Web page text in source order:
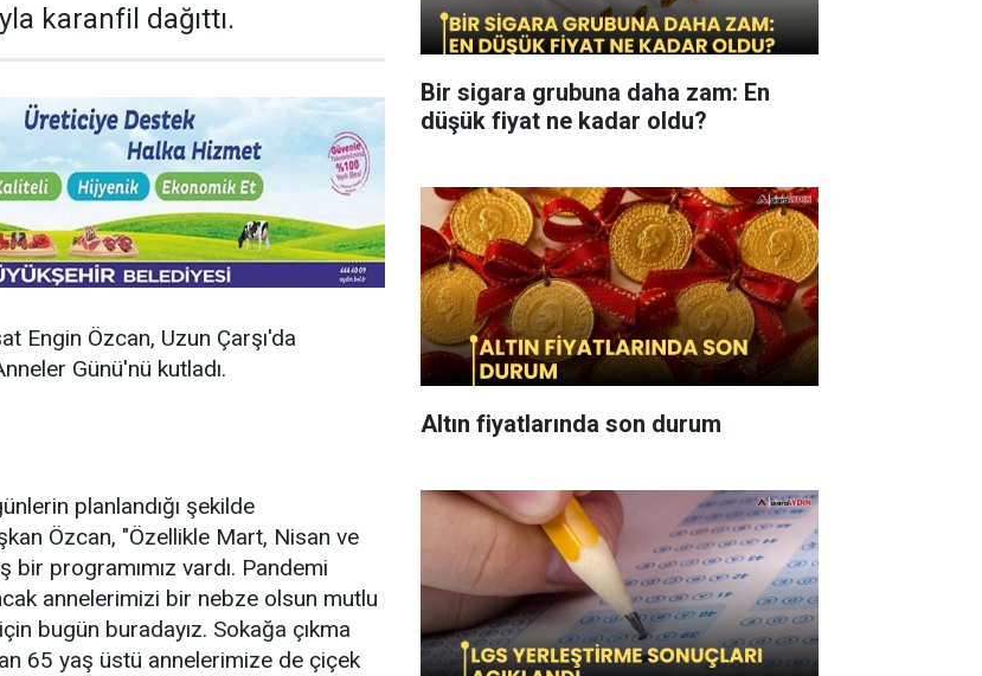
karanfil dağıttı.
Engin Özcan, Uzun Çarşı'da
Günü'nü kutladı.
planlandığı şekilde
Özcan, "Özellikle Mart, Nisan ve
bir programımız vardı. Pandemi
annelerimizi bir nebze olsun mutlu
bugün buradayız. Sokağa çıkma
65 yaş üstü annelerimize de çiçek
Bir sigara grubuna daha zam: En
düşük fiyat ne kadar oldu?
Altın fiyatlarında son durum